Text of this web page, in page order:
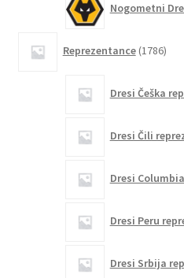
Nogometni
Reprezentance 1786
Dresi Češka
Dresi Čili
Dresi
Dresi Peru
Dresi Srbija